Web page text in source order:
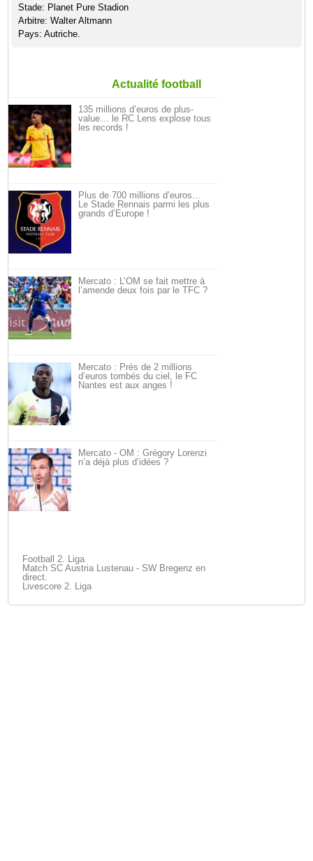
Stade: Planet Pure Stadion
Arbitre: Walter Altmann
Pays: Autriche.
Actualité football
135 millions d’euros de plus-
value… le RC Lens explose tous
les records !
Plus de 700 millions d’euros…
Le Stade Rennais parmi les plus
grands d’Europe !
Mercato : L’OM se fait mettre à
l’amende deux fois par le TFC ?
Mercato : Près de 2 millions
d’euros tombés du ciel, le FC
Nantes est aux anges !
Mercato - OM : Grégory Lorenzi
n’a déjà plus d’idées ?
Football 2. Liga
Match SC Austria Lustenau - SW Bregenz en
direct.
Livescore 2. Liga